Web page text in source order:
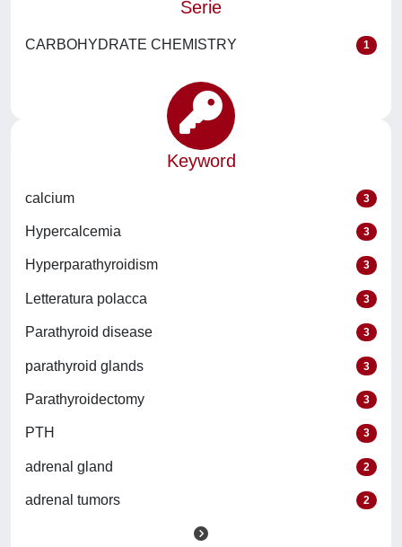
Serie
CARBOHYDRATE CHEMISTRY 1
Keyword
calcium 3
Hypercalcemia 3
Hyperparathyroidism 3
Letteratura polacca 3
Parathyroid disease 3
parathyroid glands 3
Parathyroidectomy 3
PTH 3
adrenal gland 2
adrenal tumors 2